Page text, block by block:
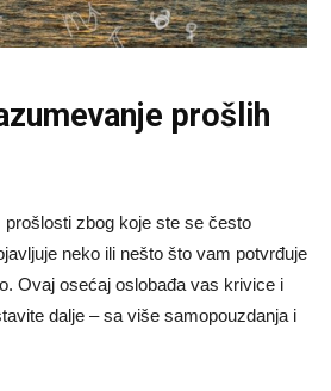
prošlih
zbog koje ste se često
neko ili nešto što vam potvrđuje
Ovaj osećaj oslobađa vas krivice i
dalje – sa više samopouzdanja i